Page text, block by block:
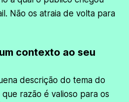
Não os atraia de volta para
contexto ao seu
descrição do tema do
razão é valioso para os